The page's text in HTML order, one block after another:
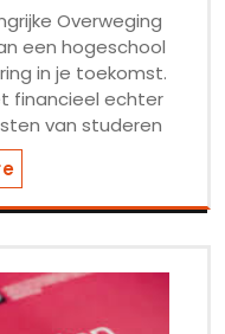
Overweging
een hogeschool
in je toekomst.
financieel echter
van studeren